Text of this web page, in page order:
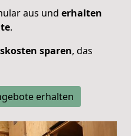
aus und erhalten
.
sparen, das
erhalten